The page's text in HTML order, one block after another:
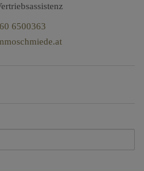
6500363